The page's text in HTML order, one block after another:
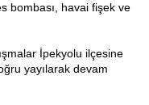
bombası, havai fişek ve
İpekyolu ilçesine
yayılarak devam